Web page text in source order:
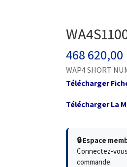
468 620,00
WAP4 SHORT
Télécharger
Télécharger La
🔒 Espace
Connectez-
commande.